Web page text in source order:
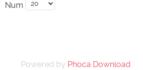
Num
Powered by Phoca Download